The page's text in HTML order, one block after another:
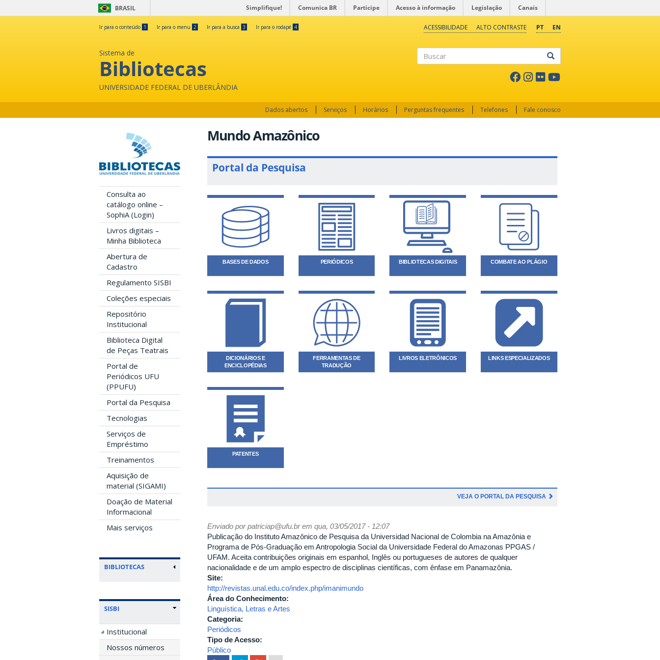
BRASIL Simplifique! Comunica BR Participe Acesso à informação Legislação Canais
Ir para o conteúdo 1 Ir para o menu 2 Ir para a busca 3 Ir para o rodapé 4 PT EN
ACESSIBILIDADE ALTO CONTRASTE
Sistema de
Bibliotecas
UNIVERSIDADE FEDERAL DE UBERLÂNDIA
Dados abertos Serviços Horários Perguntas frequentes Telefones Fale conosco
Consulta ao
catálogo online –
SophiA (Login)
Livros digitais –
Minha Biblioteca
Abertura de
Cadastro
Regulamento SISBI
Coleções especiais
Repositório
Institucional
Biblioteca Digital
de Peças Teatrais
Portal de
Periódicos UFU
(PPUFU)
Portal da Pesquisa
Tecnologias
Serviços de
Empréstimo
Treinamentos
Aquisição de
material (SIGAMI)
Doação de Material
Informacional
Mais serviços
BIBLIOTECAS
SISBI
Institucional
Nossos números
Mundo Amazônico
Portal da Pesquisa
BASES DE DADOS PERIÓDICOS BIBLIOTECAS DIGITAIS COMBATE AO PLÁGIO
DICIONÁRIOS E
ENCICLOPÉDIAS
FERRAMENTAS DE
TRADUÇÃO
LIVROS ELETRÔNICOS LINKS ESPECIALIZADOS
PATENTES
VEJA O PORTAL DA PESQUISA
Enviado porpatriciap@ufu.brem qua, 03/05/2017 - 12:07
Publicação do Instituto Amazônico de Pesquisa da Universidad Nacional de Colombia na Amazônia e
Programa de Pós-Graduação em Antropologia Social da Universidade Federal do Amazonas PPGAS /
UFAM. Aceita contribuições originais em espanhol, Inglês ou portugueses de autores de qualquer
nacionalidade e de um amplo espectro de disciplinas científicas, com ênfase em Panamazônia.
Site:
http://revistas.unal.edu.co/index.php/imanimundo
Área do Conhecimento:
Linguística, Letras e Artes
Categoria:
Periódicos
Tipo de Acesso:
Público